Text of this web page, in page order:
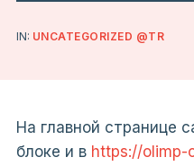
IN: UNCATEGORIZED @TR
На главной странице
блоке и в https://olimp-